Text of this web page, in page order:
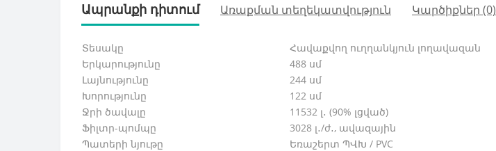
Ապրանքի դիտում Առաքման տեղեկատվություն Կարծիքներ (0)
Տեսակը
Հավաքվող ուղղանկյուն լողավազան
Երկարությունը
488 սմ
Լայնությունը
244 սմ
Խորությունը
122 սմ
Ջրի ծավալը
11532 լ․ (90% լցված)
Ֆիլտր-պոմպը
3028 լ․/ժ․, ավազային
Պատերի նյութը
Եռաշերտ ՊՎԽ / PVC